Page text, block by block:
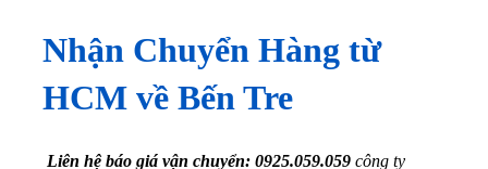
Nhận Chuyển Hàng từ
HCM về Bến Tre
Liên hệ báo giá vận chuyển: 0925.059.059 công ty